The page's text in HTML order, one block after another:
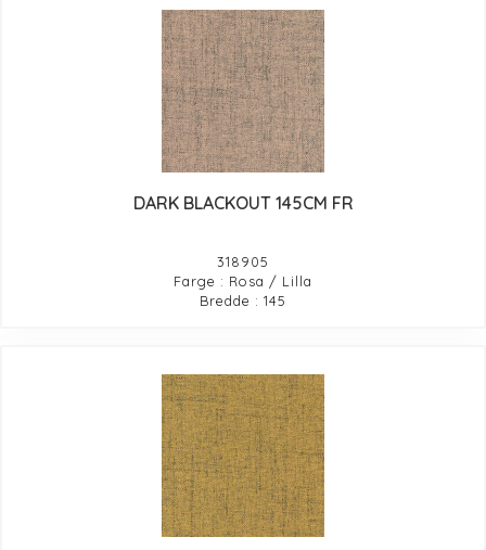
DARK BLACKOUT 145CM FR
318905
Farge : Rosa / Lilla
Bredde : 145